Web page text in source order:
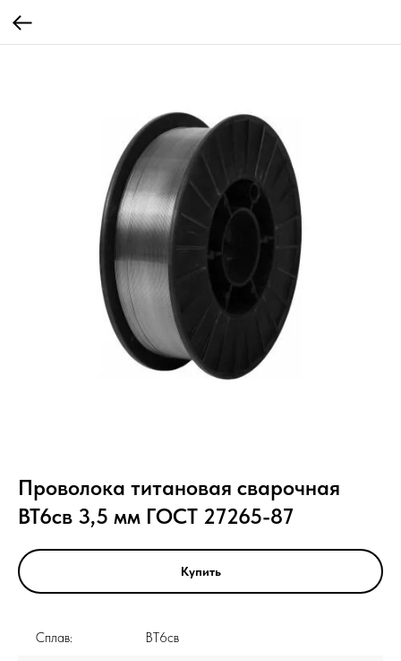
Проволока титановая сварочная
ВТ6св 3,5 мм ГОСТ 27265-87
Купить
Сплав: ВТ6св